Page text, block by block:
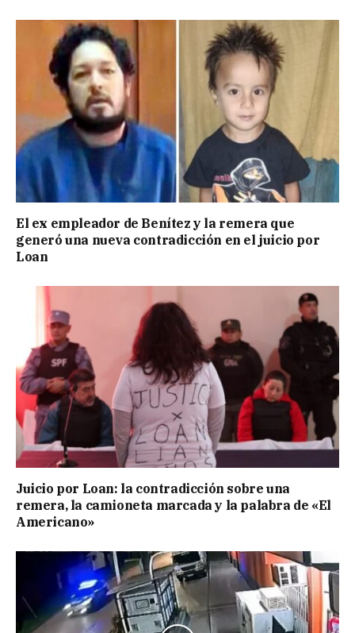
El ex empleador de Benítez y la remera que
generó una nueva contradicción en el juicio por
Loan
Juicio por Loan: la contradicción sobre una
remera, la camioneta marcada y la palabra de «El
Americano»